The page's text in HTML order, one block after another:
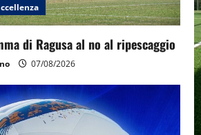
di Ragusa al no al ripescaggio
07/08/2026